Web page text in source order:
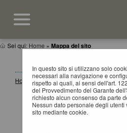
Sei qui: Home » Mappa del sito
In questo sito si utilizzano solo
necessari alla navigazione e
rispetto ai quali, ai sensi dell'art.
del Provvedimento del Garante
richiesto alcun consenso da parte
Nessun dato personale degli utenti
sito mediante cookie.
MAPPA SITO
Home
Informazioni
Accesso area riservata SA
Istruzioni e manuali